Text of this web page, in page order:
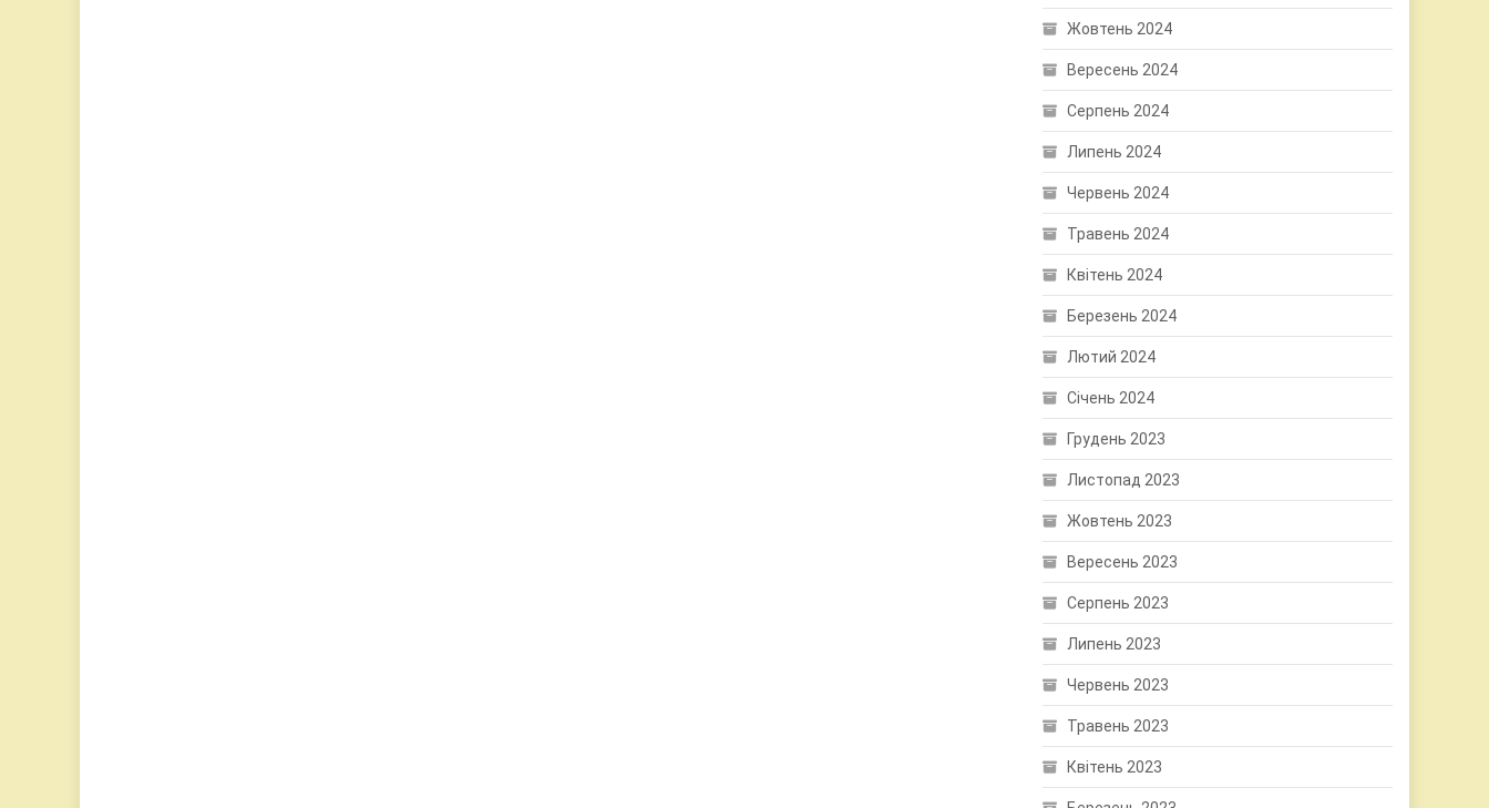
Жовтень 2024
Вересень 2024
Серпень 2024
Липень 2024
Червень 2024
Травень 2024
Квітень 2024
Березень 2024
Лютий 2024
Січень 2024
Грудень 2023
Листопад 2023
Жовтень 2023
Вересень 2023
Серпень 2023
Липень 2023
Червень 2023
Травень 2023
Квітень 2023